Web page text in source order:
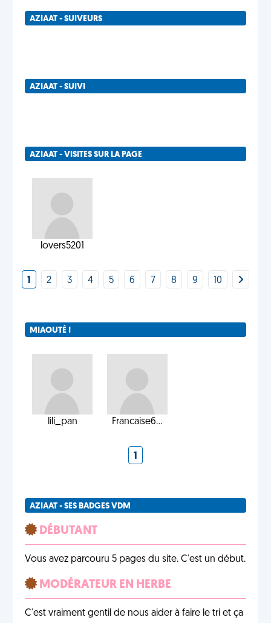
AZIAAT - SUIVEURS
AZIAAT - SUIVI
AZIAAT - VISITES SUR LA PAGE
lovers5201
1 2 3 4 5 6 7 8 9 10
MIAOUTÉ !
lili_pan Francaise6...
1
AZIAAT - SES BADGES VDM
DÉBUTANT
Vous avez parcouru 5 pages du site. C'est un début.
MODÉRATEUR EN HERBE
C'est vraiment gentil de nous aider à faire le tri et ça